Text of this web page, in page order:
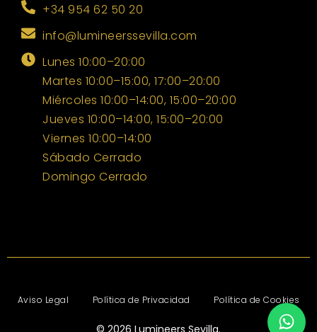
+34 954 62 50 20
info@lumineerssevilla.com
Lunes 10:00–20:00
Martes 10:00–15:00, 17:00–20:00
Miércoles 10:00–14:00, 15:00–20:00
Jueves 10:00–14:00, 15:00–20:00
Viernes 10:00–14:00
Sábado Cerrado
Domingo Cerrado
Aviso Legal Política de Privacidad Política de Cookies